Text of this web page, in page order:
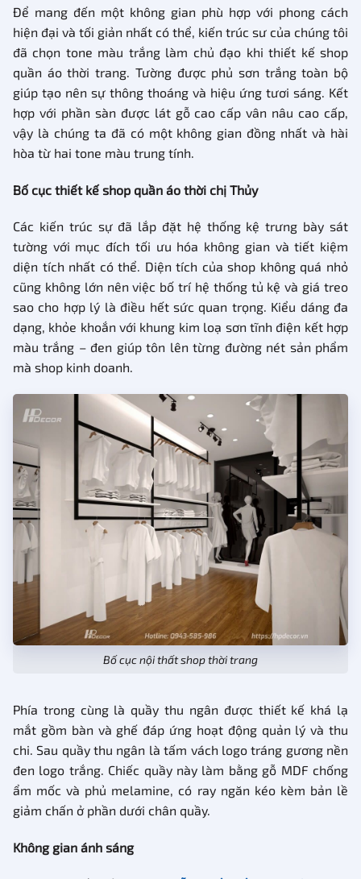
Để mang đến một không gian phù hợp với phong cách
hiện đại và tối giản nhất có thể, kiến trúc sư của chúng tôi
đã chọn tone màu trắng làm chủ đạo khi thiết kế shop
quần áo thời trang. Tường được phủ sơn trắng toàn bộ
giúp tạo nên sự thông thoáng và hiệu ứng tươi sáng. Kết
hợp với phần sàn được lát gỗ cao cấp vân nâu cao cấp,
vậy là chúng ta đã có một không gian đồng nhất và hài
hòa từ hai tone màu trung tính.
Bố cục thiết kế shop quần áo thời chị Thủy
Các kiến trúc sự đã lắp đặt hệ thống kệ trưng bày sát
tường với mục đích tối ưu hóa không gian và tiết kiệm
diện tích nhất có thể. Diện tích của shop không quá nhỏ
cũng không lớn nên việc bố trí hệ thống tủ kệ và giá treo
sao cho hợp lý là điều hết sức quan trọng. Kiểu dáng đa
dạng, khỏe khoắn với khung kim loạ sơn tĩnh điện kết hợp
màu trắng – đen giúp tôn lên từng đường nét sản phẩm
mà shop kinh doanh.
Bố cục nội thất shop thời trang
Phía trong cùng là quầy thu ngân được thiết kế khá lạ
mắt gồm bàn và ghế đáp ứng hoạt động quản lý và thu
chi. Sau quầy thu ngân là tấm vách logo tráng gương nền
đen logo trắng. Chiếc quầy này làm bằng gỗ MDF chống
ẩm mốc và phủ melamine, có ray ngăn kéo kèm bản lề
giảm chấn ở phần dưới chân quầy.
Không gian ánh sáng